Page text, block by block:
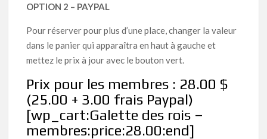
OPTION 2 – PAYPAL
Pour réserver pour plus d’une place, changer la valeur
dans le panier qui apparaîtra en haut à gauche et
mettez le prix à jour avec le bouton vert.
Prix pour les membres : 28.00 $
(25.00 + 3.00 frais Paypal)
[wp_cart:Galette des rois –
membres:price:28.00:end]